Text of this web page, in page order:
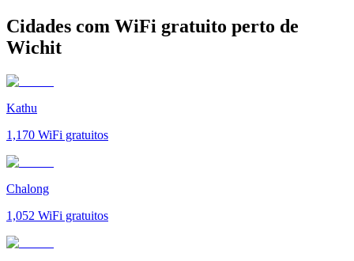
Cidades com WiFi gratuito perto de
Wichit
Kathu
1,170 WiFi gratuitos
Chalong
1,052 WiFi gratuitos